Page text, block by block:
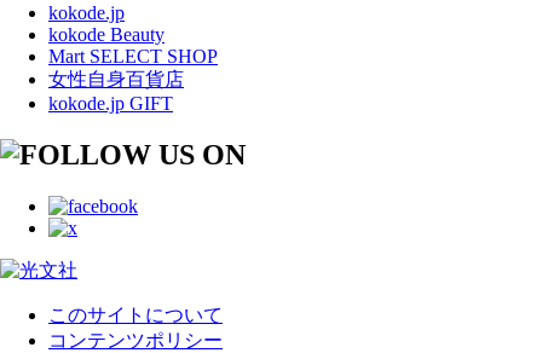
kokode.jp
kokode Beauty
Mart SELECT SHOP
女性自身百貨店
kokode.jp GIFT
このサイトについて
コンテンツポリシー